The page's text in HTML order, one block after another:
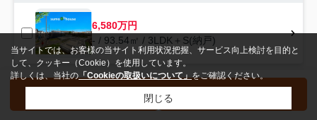
6,580万円
- / 93.54㎡ / 3LDK＋S(納戸)
当サイトでは、お客様の当サイト利用状況把握、サービス向上検討を目的と
して、クッキー（Cookie）を使用しています。
詳しくは、当社の「Cookieの取扱いについて」をご確認ください。
閉じる